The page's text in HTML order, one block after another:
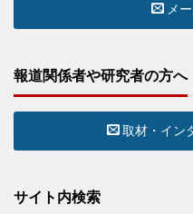
メ
報道関係者や研究者の方へ
取材・イン
サイト内検索